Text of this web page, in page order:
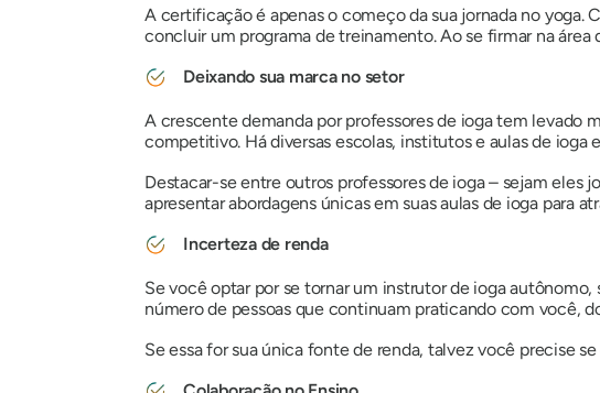
A certificação é apenas o começo da sua jornada no yoga.
concluir um programa de treinamento. Ao se firmar na
Deixando sua marca no setor
A crescente demanda por professores de ioga tem levado
competitivo. Há diversas escolas, institutos e aulas de ioga
Destacar-se entre outros professores de ioga – sejam eles
apresentar abordagens únicas em suas aulas de ioga para
Incerteza de renda
Se você optar por se tornar um instrutor de ioga autônomo,
número de pessoas que continuam praticando com você,
Se essa for sua única fonte de renda, talvez você precise